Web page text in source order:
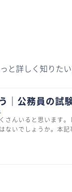
と詳しく知りたい
｜公務員の試
んいると思います。
ないでしょうか。本
方公務員の2種類に分